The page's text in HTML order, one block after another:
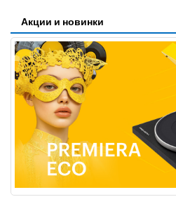
Акции и новинки